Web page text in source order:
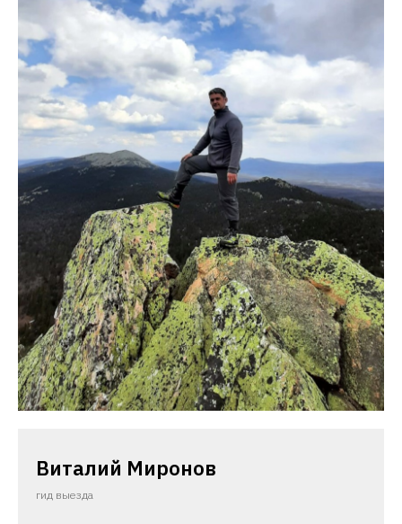
Виталий Миронов
гид выезда